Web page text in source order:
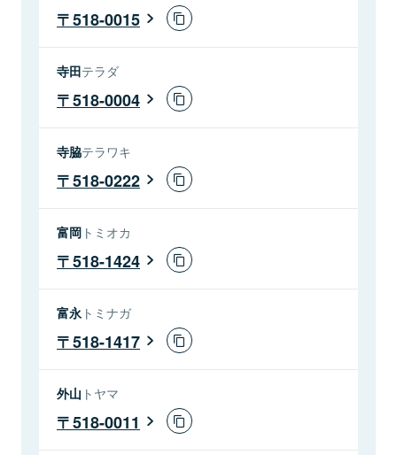
518-0015
寺田テラダ
518-0004
寺脇テラワキ
518-0222
富岡 トミオカ
518-1424
富永 トミナガ
518-1417
外山 トヤマ
518-0011